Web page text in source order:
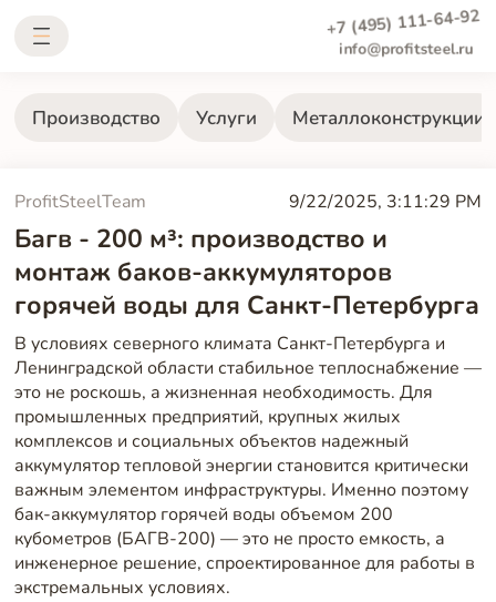
+7 (495) 111-64-92
info@profitsteel.ru
Производство Услуги Металлоконструкции
ProfitSteelTeam 9/22/2025, 3:11:29 PM
Багв - 200 м³: производство и
монтаж баков-аккумуляторов
горячей воды для Санкт-Петербурга
В условиях северного климата Санкт-Петербурга и
Ленинградской области стабильное теплоснабжение —
это не роскошь, а жизненная необходимость. Для
промышленных предприятий, крупных жилых
комплексов и социальных объектов надежный
аккумулятор тепловой энергии становится критически
важным элементом инфраструктуры. Именно поэтому
бак-аккумулятор горячей воды объемом 200
кубометров (БАГВ-200) — это не просто емкость, а
инженерное решение, спроектированное для работы в
экстремальных условиях.